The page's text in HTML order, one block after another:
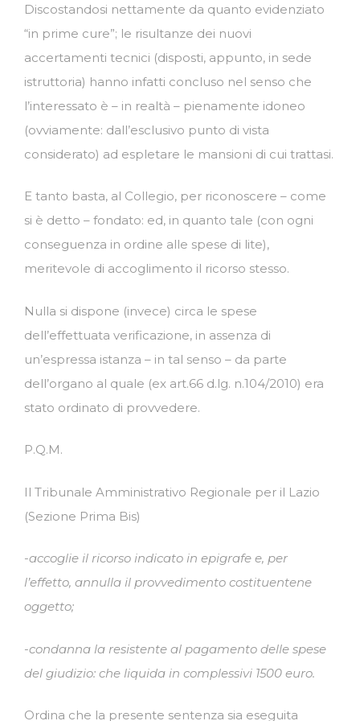
Discostandosi nettamente da quanto evidenziato
“in prime cure”; le risultanze dei nuovi
accertamenti tecnici (disposti, appunto, in sede
istruttoria) hanno infatti concluso nel senso che
l’interessato è – in realtà – pienamente idoneo
(ovviamente: dall’esclusivo punto di vista
considerato) ad espletare le mansioni di cui trattasi.
E tanto basta, al Collegio, per riconoscere – come
si è detto – fondato: ed, in quanto tale (con ogni
conseguenza in ordine alle spese di lite),
meritevole di accoglimento il ricorso stesso.
Nulla si dispone (invece) circa le spese
dell’effettuata verificazione, in assenza di
un’espressa istanza – in tal senso – da parte
dell’organo al quale (ex art.66 d.lg. n.104/2010) era
stato ordinato di provvedere.
P.Q.M.
Il Tribunale Amministrativo Regionale per il Lazio
(Sezione Prima Bis)
-accoglie il ricorso indicato in epigrafe e, per
l’effetto, annulla il provvedimento costituentene
oggetto;
-condanna la resistente al pagamento delle spese
del giudizio: che liquida in complessivi 1500 euro.
Ordina che la presente sentenza sia eseguita